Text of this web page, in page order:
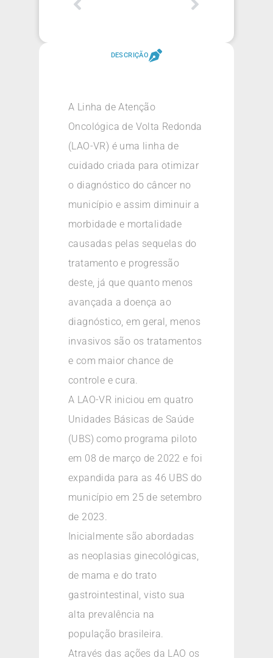
DESCRIÇÃO
A Linha de Atenção
Oncológica de Volta Redonda
(LAO-VR) é uma linha de
cuidado criada para otimizar
o diagnóstico do câncer no
município e assim diminuir a
morbidade e mortalidade
causadas pelas sequelas do
tratamento e progressão
deste, já que quanto menos
avançada a doença ao
diagnóstico, em geral, menos
invasivos são os tratamentos
e com maior chance de
controle e cura.
A LAO-VR iniciou em quatro
Unidades Básicas de Saúde
(UBS) como programa piloto
em 08 de março de 2022 e foi
expandida para as 46 UBS do
município em 25 de setembro
de 2023.
Inicialmente são abordadas
as neoplasias ginecológicas,
de mama e do trato
gastrointestinal, visto sua
alta prevalência na
população brasileira.
Através das ações da LAO os